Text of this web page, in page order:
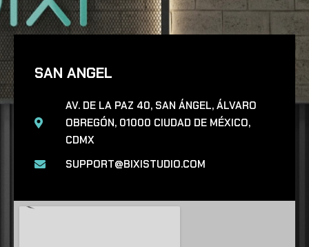
SAN ANGEL
AV. DE LA PAZ 40, SAN ÁNGEL, ÁLVARO
OBREGÓN, 01000 CIUDAD DE MÉXICO,
CDMX
SUPPORT@BIXISTUDIO.COM